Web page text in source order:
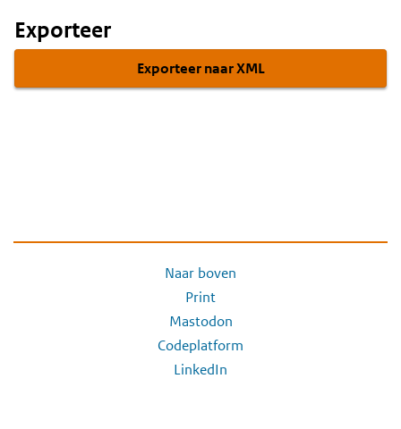
Exporteer
Exporteer naar XML
Naar boven
Print
Mastodon
Codeplatform
LinkedIn